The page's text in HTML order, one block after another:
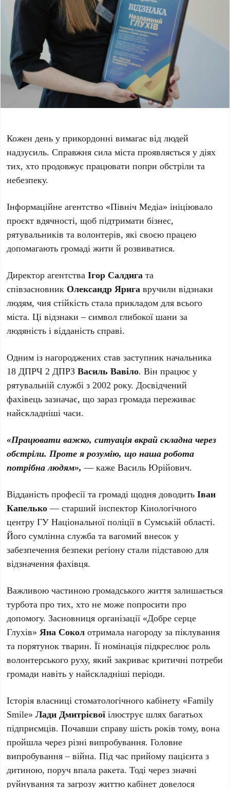
Кожен день у прикордонні вимагає від людей
надзусиль. Справжня сила міста проявляється у діях
тих, хто продовжує працювати попри обстріли та
небезпеку.
Інформаційне агентство «Північ Медіа» ініціювало
проєкт вдячності, щоб підтримати бізнес,
рятувальників та волонтерів, які своєю працею
допомагають громаді жити й розвиватися. ​
Директор агентства Ігор Салдига та
співзасновник Олександр Ярига вручили відзнаки
людям, чия стійкість стала прикладом для всього
міста. Ці відзнаки – символ глибокої шани за
людяність і відданість справі. ​
​Одним із нагороджених став заступник начальника
18 ДПРЧ 2 ДПРЗВасиль Вавіло. Він працює у
рятувальній службі з 2002 року. Досвідчений
фахівець зазначає, що зараз громада переживає
найскладніші часи. ​
«Працювати важко, ситуація вкрай складна через
обстріли. Проте я розумію, що наша робота
потрібна людям», — каже Василь Юрійович. ​
Відданість професії та громаді щодня доводитьІван
Капелько— старший інспектор Кінологічного
центру ГУ Національної поліції в Сумській області.
Його сумлінна служба та вагомий внесок у
забезпечення безпеки регіону стали підставою для
відзначення фахівця.
​Важливою частиною громадського життя залишається
турбота про тих, хто не може попросити про
допомогу. Засновниця організації «Добре серце
Глухів»Яна Сокол отримала нагороду за піклування
та порятунок тварин. Її номінація підкреслює роль
волонтерського руху, який закриває критичні потреби
громади навіть у найскладніші періоди. ​
Історія власниці стоматологічного кабінету «Family
Smile»Лади Дмитрієвої ілюструє шлях багатьох
підприємців. Почавши справу шість років тому, вона
пройшла через різні випробування. Головне
випробування – війна. Під час прийому пацієнта з
дитиною, поруч впала ракета. Тоді через значні
руйнування та загрозу життю кабінет довелося